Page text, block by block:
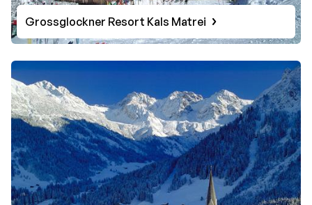
Grossglockner Resort Kals Matrei